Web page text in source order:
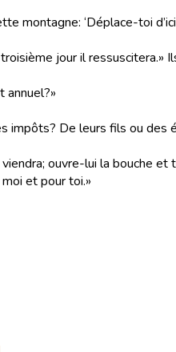
montagne: ‘Déplace-toi
jour il ressuscitera.»
annuel?»
impôts? De leurs fils ou des
ouvre-lui la bouche et
et pour toi.»